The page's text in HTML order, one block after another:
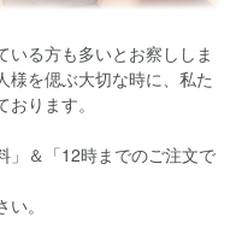
いる方も多いとお察ししま
様を偲ぶ大切な時に、私た
ります。
」＆「12時までのご注文で
。